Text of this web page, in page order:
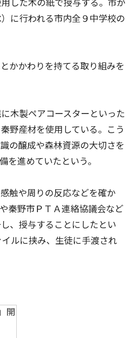
した木の紙で授与する。市が
に行われる市内全９中学校の
かかわりを持てる取り組みを
木製ペアコースターといった
野産材を使用している。こう
の醸成や森林資源の大切さを
を進めていたという。
触や周りの反応などを確か
秦野市ＰＴＡ連絡協議会など
、授与することにしたとい
ルに挟み、生徒に手渡され